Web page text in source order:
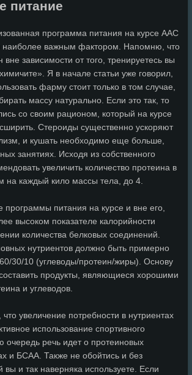
питание
программа питания на курсе ААС
наиболее важным фактором. Напомню, что
зависимости от того, тренируетесь вы
Я в начале статьи уже говорил,
фарму стоит только в том случае,
массу натурально. Если это так, то
со своим рационом, который на курсе
Стероиды существенно ускоряют
и кушать необходимо еще больше,
занятиях. Исходя из собственного
увеличить количество протеина в
на каждый кило массы тела, до 4.
программы питания на курсе и вне его,
высоком показателе калорийности
количества белковых соединений.
нутриентов должно быть примерно
30/10 (углеводы/протеин/жиры). Основу
продукты, являющиеся хорошими
и углеводов.
увеличение потребности в нутриентах
использование спортивного
очередь речь идет о протеиновых
и БСАА. Также не обойтись и без
вы и так наверняка используете. Если